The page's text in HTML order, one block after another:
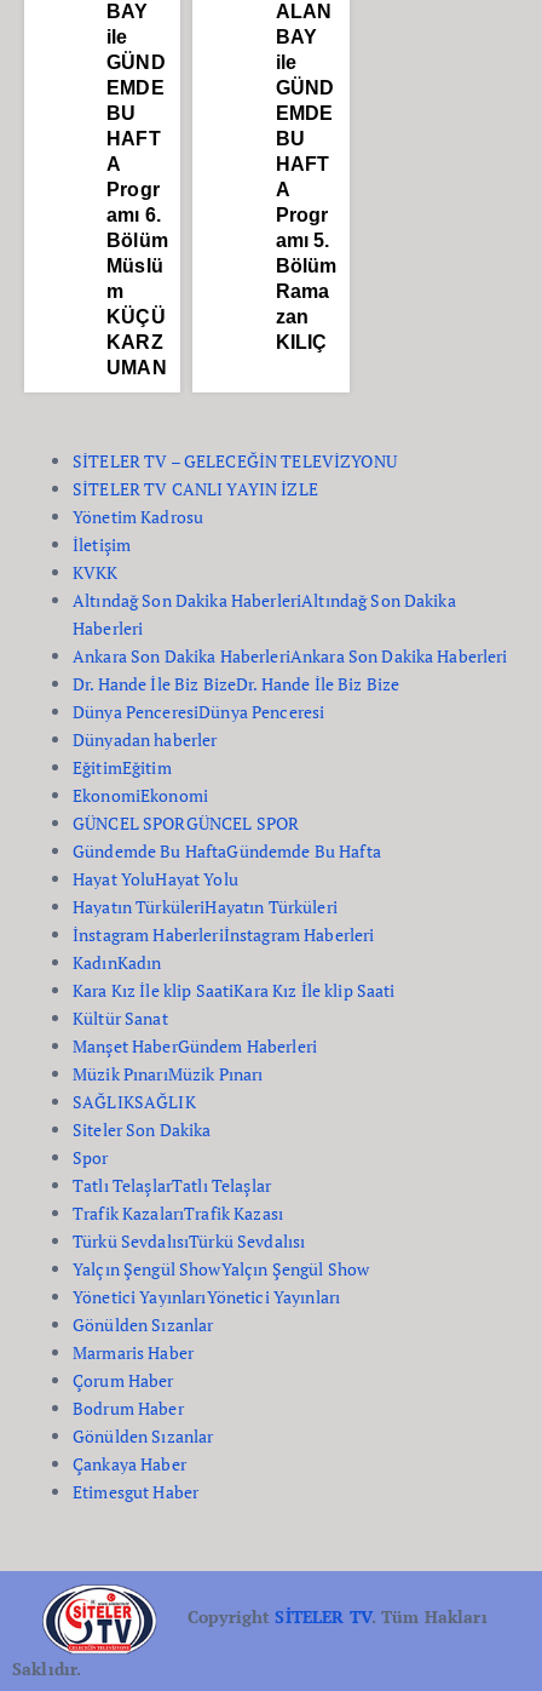
BAY
ile
GÜND
EMDE
BU
HAFT
A
Progr
amı 6.
Bölüm
Müslü
m
KÜÇÜ
KARZ
UMAN
ALAN
BAY
ile
GÜND
EMDE
BU
HAFT
A
Progr
amı 5.
Bölüm
Rama
zan
KILIÇ
SİTELER TV – GELECEĞİN TELEVİZYONU
SİTELER TV CANLI YAYIN İZLE
Yönetim Kadrosu
İletişim
KVKK
Altındağ Son Dakika HaberleriAltındağ Son Dakika
Haberleri
Ankara Son Dakika HaberleriAnkara Son Dakika Haberleri
Dr. Hande İle Biz BizeDr. Hande İle Biz Bize
Dünya PenceresiDünya Penceresi
Dünyadan haberler
EğitimEğitim
EkonomiEkonomi
GÜNCEL SPORGÜNCEL SPOR
Gündemde Bu HaftaGündemde Bu Hafta
Hayat YoluHayat Yolu
Hayatın TürküleriHayatın Türküleri
İnstagram Haberleriİnstagram Haberleri
KadınKadın
Kara Kız İle klip SaatiKara Kız İle klip Saati
Kültür Sanat
Manşet HaberGündem Haberleri
Müzik PınarıMüzik Pınarı
SAĞLIKSAĞLIK
Siteler Son Dakika
Spor
Tatlı TelaşlarTatlı Telaşlar
Trafik KazalarıTrafik Kazası
Türkü SevdalısıTürkü Sevdalısı
Yalçın Şengül ShowYalçın Şengül Show
Yönetici YayınlarıYönetici Yayınları
Gönülden Sızanlar
Marmaris Haber
Çorum Haber
Bodrum Haber
Gönülden Sızanlar
Çankaya Haber
Etimesgut Haber
CopyrightSİTELER TV. Tüm Hakları
Saklıdır.